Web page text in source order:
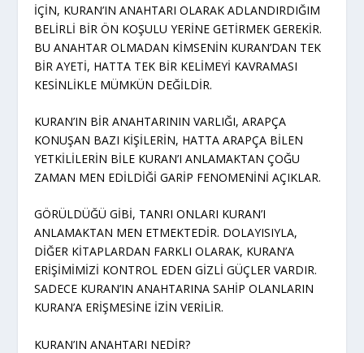
İÇİN, KURAN’IN ANAHTARI OLARAK ADLANDIRDIĞIM
BELİRLİ BİR ÖN KOŞULU YERİNE GETİRMEK GEREKİR.
BU ANAHTAR OLMADAN KİMSENİN KURAN’DAN TEK
BİR AYETİ, HATTA TEK BİR KELİMEYİ KAVRAMASI
KESİNLİKLE MÜMKÜN DEĞİLDİR.
KURAN’IN BİR ANAHTARININ VARLIĞI, ARAPÇA
KONUŞAN BAZI KİŞİLERİN, HATTA ARAPÇA BİLEN
YETKİLİLERİN BİLE KURAN’I ANLAMAKTAN ÇOĞU
ZAMAN MEN EDİLDİĞİ GARİP FENOMENİNİ AÇIKLAR.
GÖRÜLDÜĞÜ GİBİ, TANRI ONLARI KURAN’I
ANLAMAKTAN MEN ETMEKTEDİR. DOLAYISIYLA,
DİĞER KİTAPLARDAN FARKLI OLARAK, KURAN’A
ERİŞİMİMİZİ KONTROL EDEN GİZLİ GÜÇLER VARDIR.
SADECE KURAN’IN ANAHTARINA SAHİP OLANLARIN
KURAN’A ERİŞMESİNE İZİN VERİLİR.
KURAN’IN ANAHTARI NEDİR?